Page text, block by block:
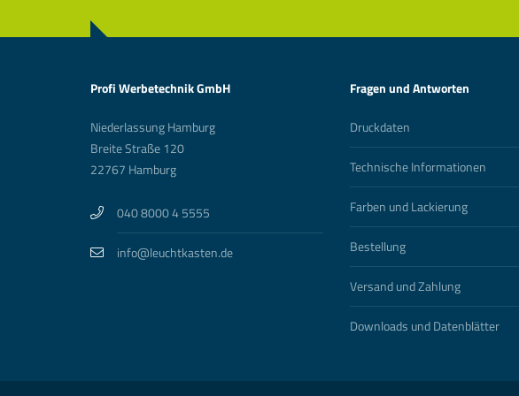
Profi Werbetechnik GmbH
Niederlassung Hamburg
Breite Straße 120
22767 Hamburg
040 8000 4 5555
info@leuchtkasten.de
Fragen und Antworten
Druckdaten
Technische Informationen
Farben und Lackierung
Bestellung
Versand und Zahlung
Downloads und Datenblätter